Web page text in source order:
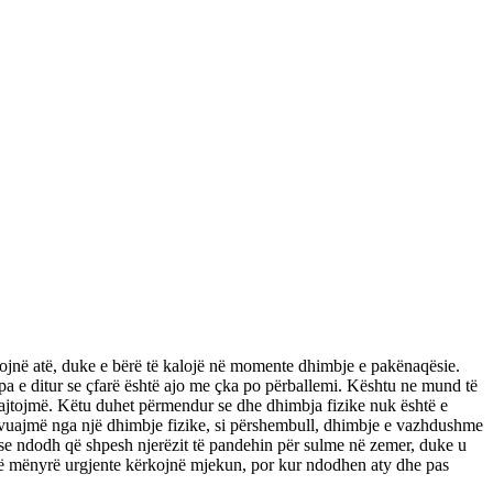
atë, duke e bërë të kalojë në momente dhimbje e pakënaqësie.
e ditur se çfarë është ajo me çka po përballemi. Kështu ne mund të
Këtu duhet përmendur se dhe dhimbja fizike nuk është e
nga një dhimbje fizike, si përshembull, dhimbje e vazhdushme
që shpesh njerëzit të pandehin për sulme në zemer, duke u
urgjente kërkojnë mjekun, por kur ndodhen aty dhe pas